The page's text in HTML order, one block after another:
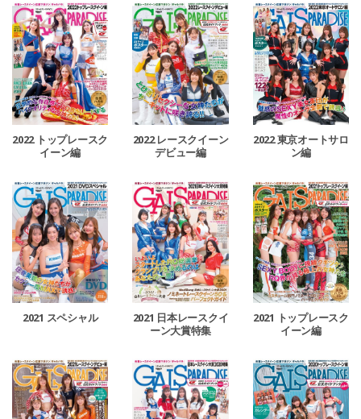
2022 トップレースク
イーン編
2022 レースクイーン
デビュー編
2022 東京オートサロ
ン編
2021 スペシャル
2021 日本レースクイ
ーン大賞特集
2021 トップレースク
イーン編